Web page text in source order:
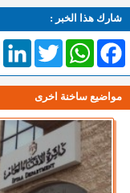
شارك هذا الخبر :
TwitterWhatsAppFacebook
مواضيع ساخنة اخرى